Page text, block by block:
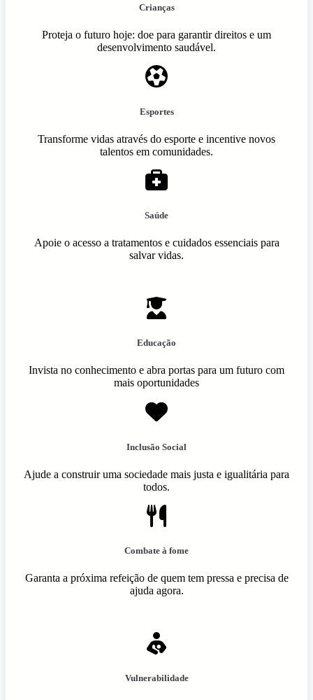
Crianças
Proteja o futuro hoje: doe para garantir direitos e um
desenvolvimento saudável.
Esportes
Transforme vidas através do esporte e incentive novos
talentos em comunidades.
Saúde
Apoie o acesso a tratamentos e cuidados essenciais para
salvar vidas.
Educação
Invista no conhecimento e abra portas para um futuro com
mais oportunidades
Inclusão Social
Ajude a construir uma sociedade mais justa e igualitária para
todos.
Combate à fome
Garanta a próxima refeição de quem tem pressa e precisa de
ajuda agora.
Vulnerabilidade